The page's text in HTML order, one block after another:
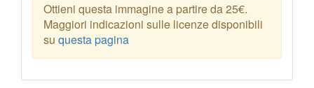
Ottieni questa immagine a partire da 25€.
Maggiori indicazioni sulle licenze disponibili
su questa pagina